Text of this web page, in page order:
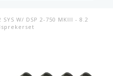
SYS W/ DSP 2-750 MKIII - 8.2